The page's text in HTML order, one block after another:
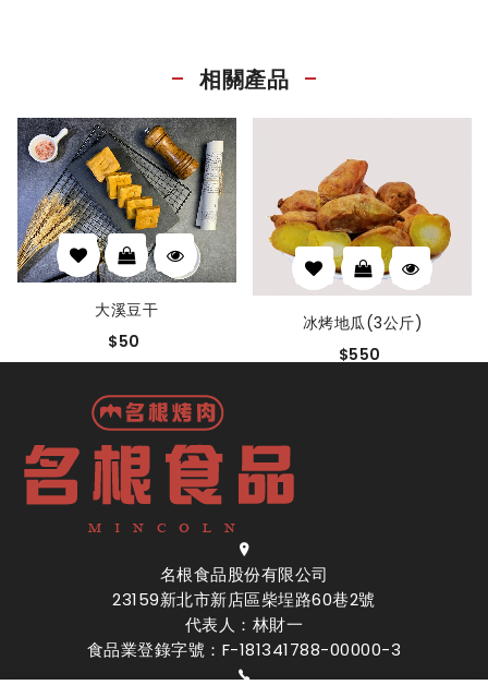
相關產品
大溪豆干
$50
冰烤地瓜(3公斤)
$550
名根食品股份有限公司
23159新北市新店區柴埕路60巷2號
代表人：林財一
食品業登錄字號：F-181341788-00000-3